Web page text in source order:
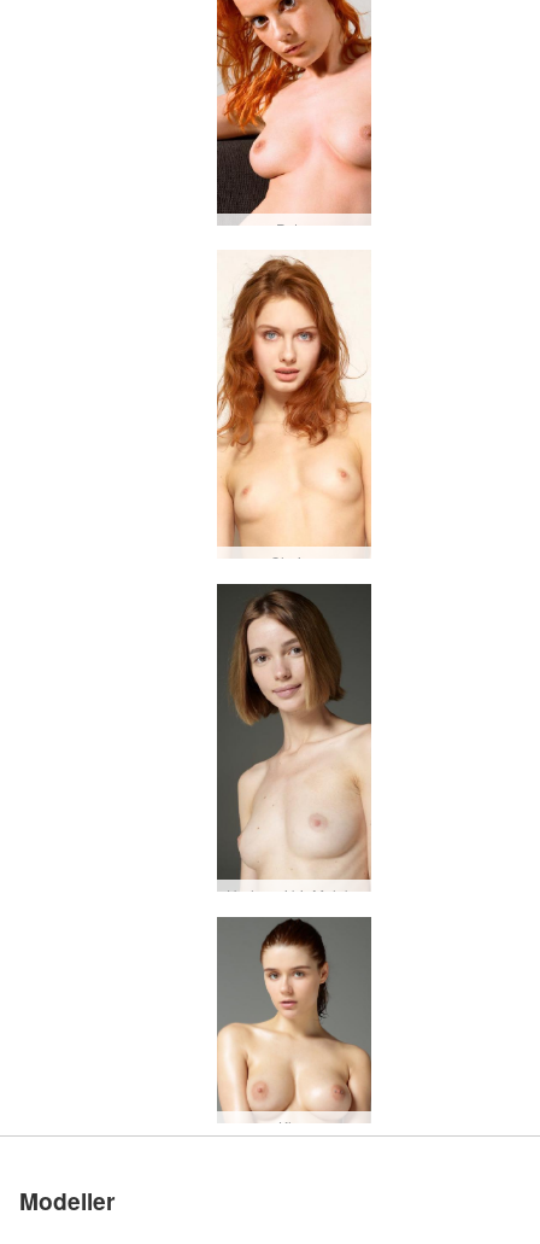
Petra
Clarice
Herhangi bir Moloko
Kloe
Valentina
Nastya
Karolina
Tanita
İris
Yola
Jessa
Saki
Alya
Heidi
Alisa
Alena
Fenna
Dominika
Sylwia
Darina L
Christiana
Marta
Anigma
Modeller